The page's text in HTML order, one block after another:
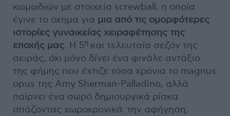
κωμωδιών με στοιχεία screwball, η οποία
έγινε το όχημα για μια από τις ομορφότερες
ιστορίες γυναικείας χειραφέτησης της
εποχής μας. Η 5η και τελευταία σεζόν της
σειράς, όχι μόνο δίνει ένα φινάλε αντάξιο
της φήμης που έχτιζε τόσα χρόνια το magnus
opus της Amy Sherman-Palladino, αλλά
παίρνει ένα σωρό δημιουργικά ρίσκα
σπάζοντας χωροχρονικά την αφήγηση,